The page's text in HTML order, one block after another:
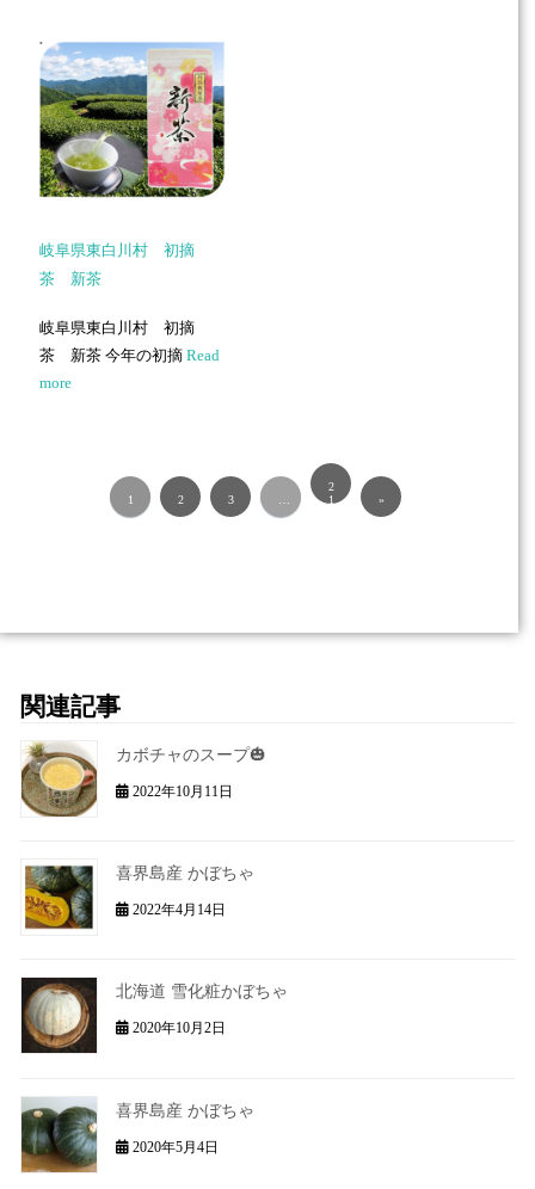
岐阜県東白川村 初摘
茶 新茶
岐阜県東白川村 初摘
茶 新茶 今年の初摘Read
more
1 2 3
2
1
»
関連記事
カボチャのスープ🎃
2022年10月11日
喜界島産 かぼちゃ
2022年4月14日
北海道 雪化粧かぼちゃ
2020年10月2日
喜界島産 かぼちゃ
2020年5月4日